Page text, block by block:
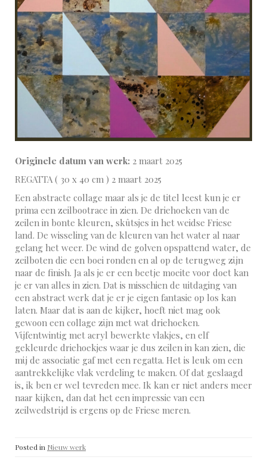
Originele datum van werk: 2 maart 2025
REGATTA ( 30 x 40 cm ) 2 maart 2025
Een abstracte collage maar als je de titel leest kun je er
prima een zeilbootrace in zien. De driehoeken van de
zeilen in bonte kleuren, skûtsjes in het weidse Friese
land. De wisseling van de kleuren van het water al naar
gelang het weer. De wind de golven opspattend water, de
zeilboten die een boei ronden en al op de terugweg zijn
naar de finish. Ja als je er een beetje moeite voor doet kan
je er van alles in zien. Dat is misschien de uitdaging van
een abstract werk dat je er je eigen fantasie op los kan
laten. Maar dat is aan de kijker, hoeft niet mag ook
gewoon een collage zijn met wat driehoeken.
Vijfentwintig met acryl bewerkte vlakjes, en elf
gekleurde driehoekjes waar je dus zeilen in kan zien, die
mij de associatie gaf met een regatta. Het is leuk om een
aantrekkelijke vlak verdeling te maken. Of dat geslaagd
is, ik ben er wel tevreden mee. Ik kan er niet anders meer
naar kijken, dan dat het een impressie van een
zeilwedstrijd is ergens op de Friese meren.
Posted in Nieuw werk